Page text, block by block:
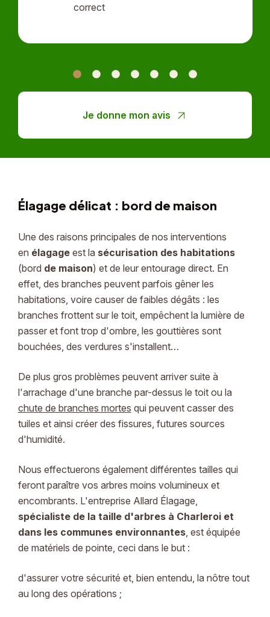
correct
Je donne mon avis
Élagage délicat : bord de maison
Une des raisons principales de nos interventions
en élagageest la sécurisation des habitations
(bord de maison) et de leur entourage direct. En
effet, des branches peuvent parfois gêner les
habitations, voire causer de faibles dégâts : les
branches frottent sur le toit, empêchent la lumière de
passer et font trop d'ombre, les gouttières sont
bouchées, des verdures s'installent…
De plus gros problèmes peuvent arriver suite à
l'arrachage d'une branche par-dessus le toit ou la
chute de branches mortes qui peuvent casser des
tuiles et ainsi créer des fissures, futures sources
d'humidité.
Nous effectuerons également différentes tailles qui
feront paraître vos arbres moins volumineux et
encombrants. L'entreprise Allard Élagage,
spécialiste de la taille d'arbres à Charleroiet
dans les communes environnantes, est équipée
de matériels de pointe, ceci dans le but :
d'assurer votre sécurité et, bien entendu, la nôtre tout
au long des opérations ;